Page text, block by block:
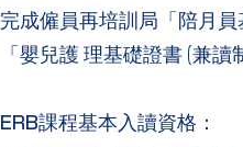
完成僱員再培訓局「陪月
「嬰兒護 理基礎證書 (兼
ERB課程基本入讀資格：